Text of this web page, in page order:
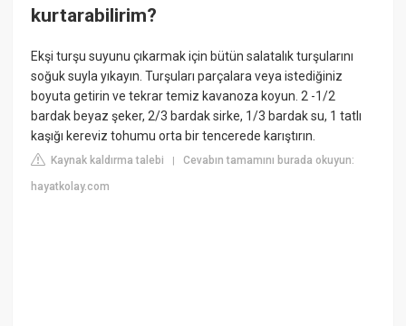
kurtarabilirim?
Ekşi turşu suyunu çıkarmak için bütün salatalık turşularını
soğuk suyla yıkayın. Turşuları parçalara veya istediğiniz
boyuta getirin ve tekrar temiz kavanoza koyun. 2 -1/2
bardak beyaz şeker, 2/3 bardak sirke, 1/3 bardak su, 1 tatlı
kaşığı kereviz tohumu orta bir tencerede karıştırın.
Kaynak kaldırma talebi |Cevabın tamamını burada okuyun:
hayatkolay.com